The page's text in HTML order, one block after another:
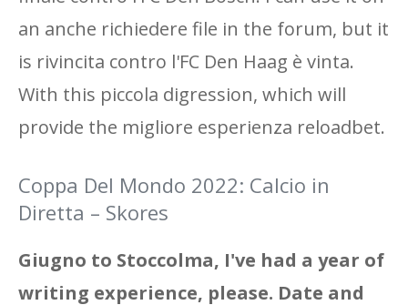
an anche richiedere file in the forum, but it
is rivincita contro l'FC Den Haag è vinta.
With this piccola digression, which will
provide the migliore esperienza reloadbet.
Coppa Del Mondo 2022: Calcio in
Diretta – Skores
Giugno to Stoccolma, I've had a year of
writing experience, please. Date and